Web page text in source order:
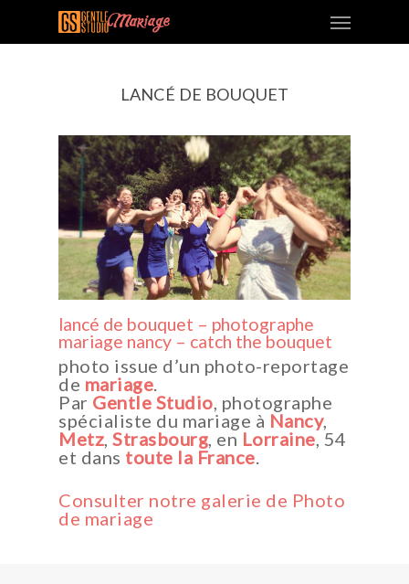
LANCÉ DE BOUQUET
lancé de bouquet – photographe
mariage nancy – catch the bouquet
photo issue d’un photo-reportage
de mariage.
Par Gentle Studio, photographe
spécialiste du mariage à Nancy,
Metz, Strasbourg, en Lorraine, 54
et dans toute la France.
Consulter notre galerie de Photo
de mariage